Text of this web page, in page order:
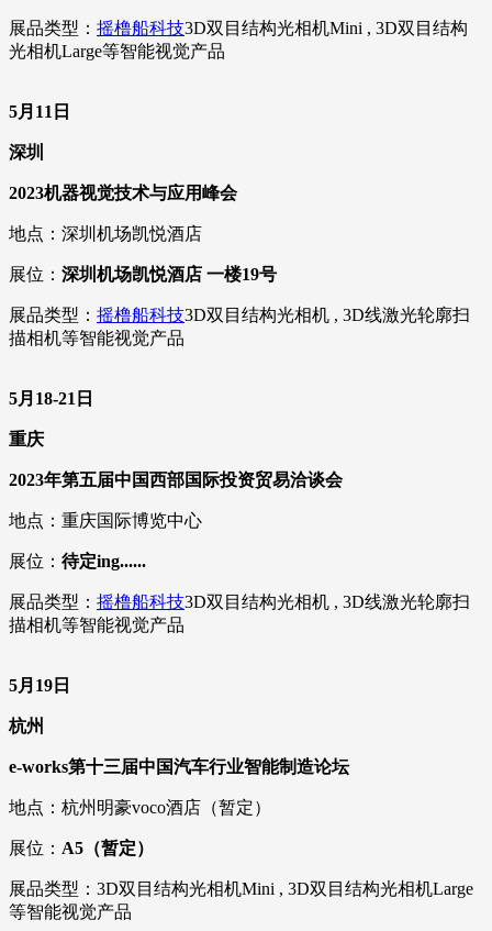
展品类型： 摇橹船科技3D双目结构光相机Mini , 3D双目结构
光相机Large等智能视觉产品
5月11日
深圳
2023机器视觉技术与应用峰会
地点：深圳机场凯悦酒店
展位： 深圳机场凯悦酒店 一楼19号
展品类型： 摇橹船科技3D双目结构光相机 , 3D线激光轮廓扫
描相机等智能视觉产品
5月18-21日
重庆
2023年第五届中国西部国际投资贸易洽谈会
地点：重庆国际博览中心
展位： 待定ing......
展品类型： 摇橹船科技3D双目结构光相机 , 3D线激光轮廓扫
描相机等智能视觉产品
5月19日
杭州
e-works第十三届中国汽车行业智能制造论坛
地点：杭州明豪voco酒店（暂定）
展位： A5（暂定）
展品类型：3D双目结构光相机Mini , 3D双目结构光相机Large
等智能视觉产品